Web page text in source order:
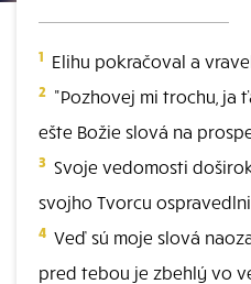
1 Elihu pokračoval a
2 "Pozhovej mi trochu, ja
ešte Božie slová na
3 Svoje vedomosti
svojho Tvorcu
4 Veď sú moje slová
pred tebou je zbehlý vo